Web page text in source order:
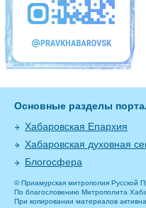
Основные разделы
Хабаровская Епархия
Хабаровская духовная
Блогосфера
© Приамурская митрополия Русской
По благословению Митрополита
При копировании материалов